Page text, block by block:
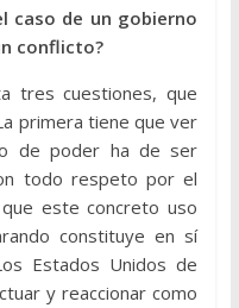
caso de un gobierno
conflicto?
tres cuestiones, que
primera tiene que ver
de poder ha de ser
todo respeto por el
este concreto uso
constituye en sí
Estados Unidos de
y reaccionar como